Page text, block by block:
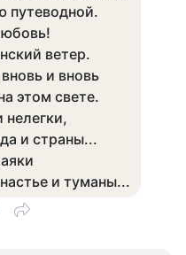
путеводной.​
ветер.​
и вновь​
этом свете.​
нелегки,​
и страны...​
и туманы.​​..